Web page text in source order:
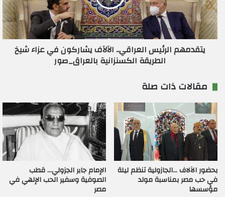
يتقدمهم الرئيس العراقي.. الآلآف يشاركون في عزاء شيخ
الطريقة الكسنزانية بالعراق_صور
مقالات ذات صلة
بحضور الآلاف …الجازولية تنظم ليلة
في حب مصر بمناسبة مولد
مؤسسها
الإمام جابر الجزولي… قطب
الصوفية وسفير الحب الإلهي في
مصر